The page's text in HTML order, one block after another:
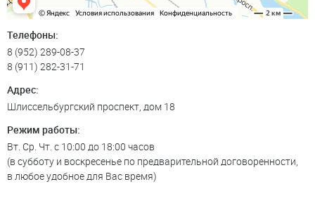
Телефоны:
8 (952) 289-08-37
8 (911) 282-31-71
Адрес:
Шлиссельбургский проспект, дом 18
Режим работы:
Вт. Ср. Чт. с 10:00 до 18:00 часов
(в субботу и воскресенье по предварительной договоренности,
в любое удобное для Вас время)